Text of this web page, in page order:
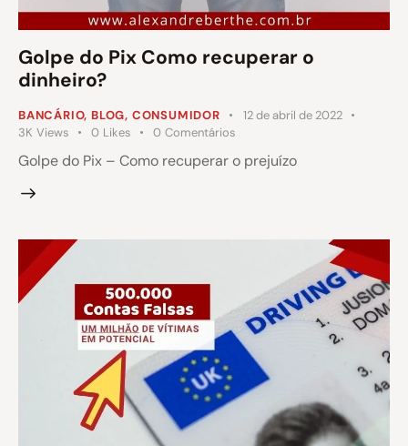
Golpe do Pix Como recuperar o
dinheiro?
BANCÁRIO, BLOG, CONSUMIDOR
12 de abril de 2022
3K Views 0 Likes 0 Comentários
Golpe do Pix – Como recuperar o prejuízo